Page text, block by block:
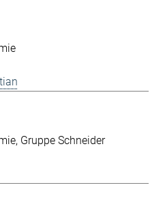
Gruppe Schneider